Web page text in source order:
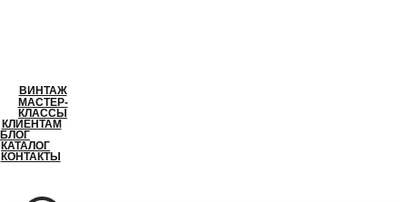
ВИНТАЖ
МАСТЕР-
КЛАССЫ
КЛИЕНТАМ
БЛОГ
КАТАЛОГ
КОНТАКТЫ